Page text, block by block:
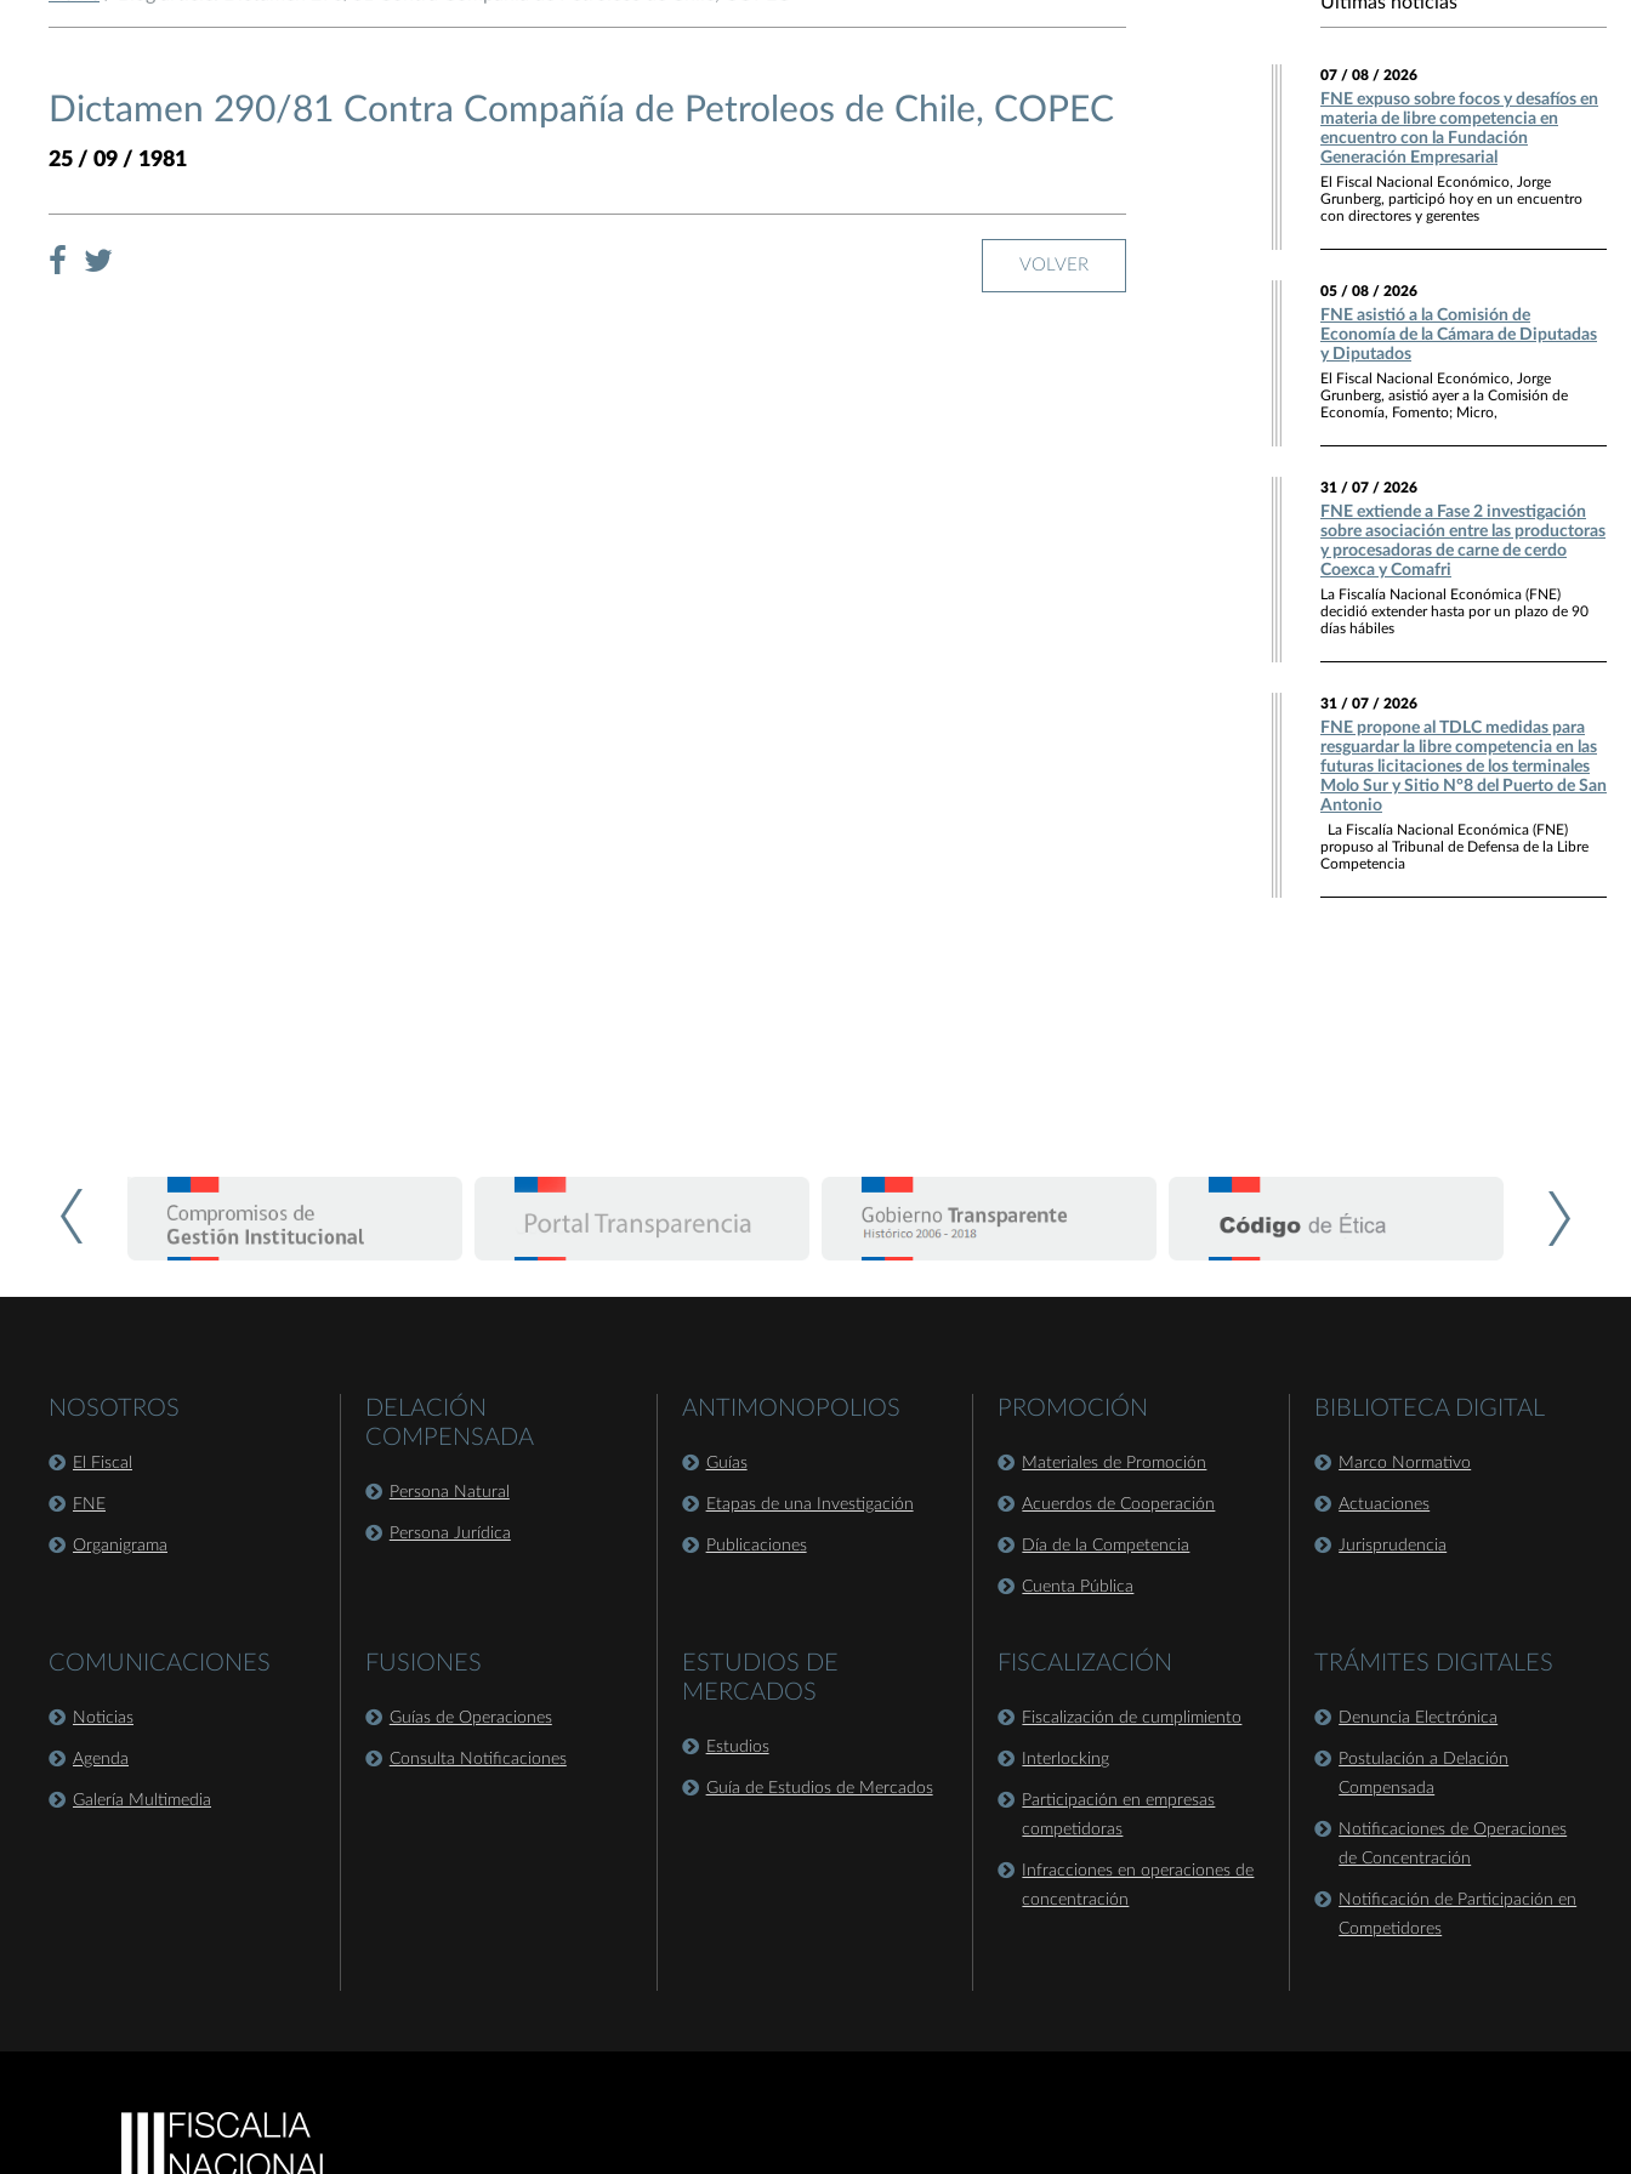
Dictamen 290/81 Contra Compañía de Petroleos de Chile, COPEC
25 / 09 / 1981
VOLVER
07 / 08 / 2026
FNE expuso sobre focos y desafíos en
materia de libre competencia en
encuentro con la Fundación
Generación Empresarial
El Fiscal Nacional Económico, Jorge
Grunberg, participó hoy en un encuentro
con directores y gerentes
05 / 08 / 2026
FNE asistió a la Comisión de
Economía de la Cámara de Diputadas
y Diputados
El Fiscal Nacional Económico, Jorge
Grunberg, asistió ayer a la Comisión de
Economía, Fomento; Micro,
31 / 07 / 2026
FNE extiende a Fase 2 investigación
sobre asociación entre las productoras
y procesadoras de carne de cerdo
Coexca y Comafri
La Fiscalía Nacional Económica (FNE)
decidió extender hasta por un plazo de 90
días hábiles
31 / 07 / 2026
FNE propone al TDLC medidas para
resguardar la libre competencia en las
futuras licitaciones de los terminales
Molo Sur y Sitio N°8 del Puerto de San
Antonio
La Fiscalía Nacional Económica (FNE)
propuso al Tribunal de Defensa de la Libre
Competencia
NOSOTROS
El Fiscal
FNE
Organigrama
COMUNICACIONES
Noticias
Agenda
Galería Multimedia
DELACIÓN
COMPENSADA
Persona Natural
Persona Jurídica
FUSIONES
Guías de Operaciones
Consulta Notificaciones
ANTIMONOPOLIOS
Guías
Etapas de una Investigación
Publicaciones
ESTUDIOS DE
MERCADOS
Estudios
Guía de Estudios de Mercados
PROMOCIÓN
Materiales de Promoción
Acuerdos de Cooperación
Día de la Competencia
Cuenta Pública
FISCALIZACIÓN
Fiscalización de cumplimiento
Interlocking
Participación en empresas
competidoras
Infracciones en operaciones de
concentración
BIBLIOTECA DIGITAL
Marco Normativo
Actuaciones
Jurisprudencia
TRÁMITES DIGITALES
Denuncia Electrónica
Postulación a Delación
Compensada
Notificaciones de Operaciones
de Concentración
Notificación de Participación en
Competidores